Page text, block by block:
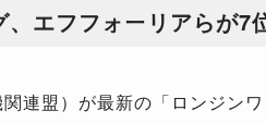
エフフォーリアらが7
連盟）が最新の「ロンジンワ